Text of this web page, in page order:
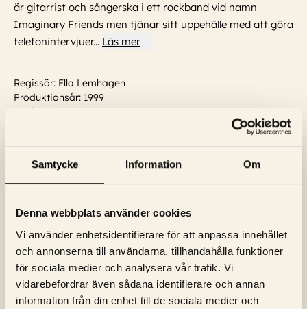
Samtycke Information Om
Denna webbplats använder cookies
Vi använder enhetsidentifierare för att anpassa innehållet
och annonserna till användarna, tillhandahålla funktioner
för sociala medier och analysera vår trafik. Vi
vidarebefordrar även sådana identifierare och annan
information från din enhet till de sociala medier och
är gitarrist och sångerska i ett rockband vid namn
Imaginary Friends men tjänar sitt uppehälle med att göra
telefonintervjuer... Läs mer
Regissör: Ella Lemhagen
Produktionsår: 1999
Språk: Svensk
Jacob Ericksson, George Nakas...Läs mer